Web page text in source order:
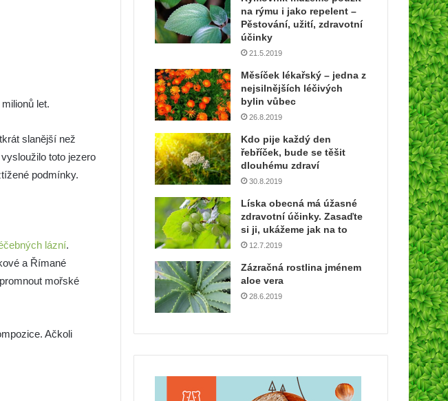
let.
slanější než
toto jezero
podmínky.
lázní.
a Římané
mořské
Ačkoli
na rýmu i jako repelent –
Pěstování, užití, zdravotní
účinky
21.5.2019
Měsíček lékařský – jedna z
nejsilnějších léčivých
bylin vůbec
26.8.2019
Kdo pije každý den
řebříček, bude se těšit
dlouhému zdraví
30.8.2019
Líska obecná má úžasné
zdravotní účinky. Zasaďte
si ji, ukážeme jak na to
12.7.2019
Zázračná rostlina jménem
aloe vera
28.6.2019